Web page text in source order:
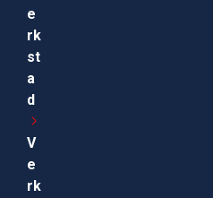
e
rk
st
a
d
V
e
rk